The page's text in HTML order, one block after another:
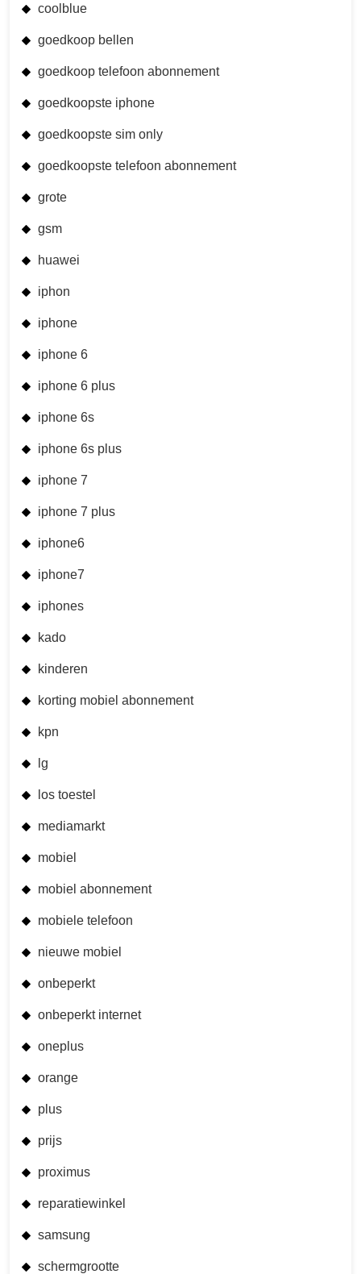
coolblue
goedkoop bellen
goedkoop telefoon abonnement
goedkoopste iphone
goedkoopste sim only
goedkoopste telefoon abonnement
grote
gsm
huawei
iphon
iphone
iphone 6
iphone 6 plus
iphone 6s
iphone 6s plus
iphone 7
iphone 7 plus
iphone6
iphone7
iphones
kado
kinderen
korting mobiel abonnement
kpn
lg
los toestel
mediamarkt
mobiel
mobiel abonnement
mobiele telefoon
nieuwe mobiel
onbeperkt
onbeperkt internet
oneplus
orange
plus
prijs
proximus
reparatiewinkel
samsung
schermgrootte